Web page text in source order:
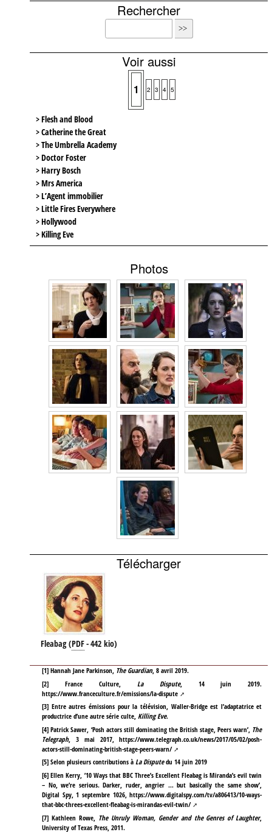
Rechercher
Voir aussi
1 2 3 4 5
> Flesh and Blood
> Catherine the Great
> The Umbrella Academy
> Doctor Foster
> Harry Bosch
> Mrs America
> L’Agent immobilier
> Little Fires Everywhere
> Hollywood
> Killing Eve
Photos
Télécharger
Fleabag (PDF-442 kio)
[1]Hannah Jane Parkinson, The Guardian, 8 avril 2019.
[2]France Culture, La Dispute, 14 juin 2019.
https://www.franceculture.fr/emissions/la-dispute
[3] Entre autres émissions pour la télévision, Waller-Bridge est l’adaptatrice et
productrice d’une autre série culte,Killing Eve.
[4]Patrick Sawer, ‘Posh actors still dominating the British stage, Peers warn’, The
Telegraph, 3 mai 2017,https://www.telegraph.co.uk/news/2017/05/02/posh-
actors-still-dominating-british-stage-peers-warn/
[5]Selon plusieurs contributions àLa Disputedu 14 juin 2019
[6]Ellen Kerry, ’10 Ways that BBC Three’s Excellent Fleabag is Miranda’s evil twin
– No, we’re serious. Darker, ruder, angrier … but basically the same show’,
Digital Spy, 1 septembre 1026,https://www.digitalspy.com/tv/a806413/10-ways-
that-bbc-threes-excellent-fleabag-is-mirandas-evil-twin/
[7]Kathleen Rowe, The Unruly Woman, Gender and the Genres of Laughter,
University of Texas Press, 2011.